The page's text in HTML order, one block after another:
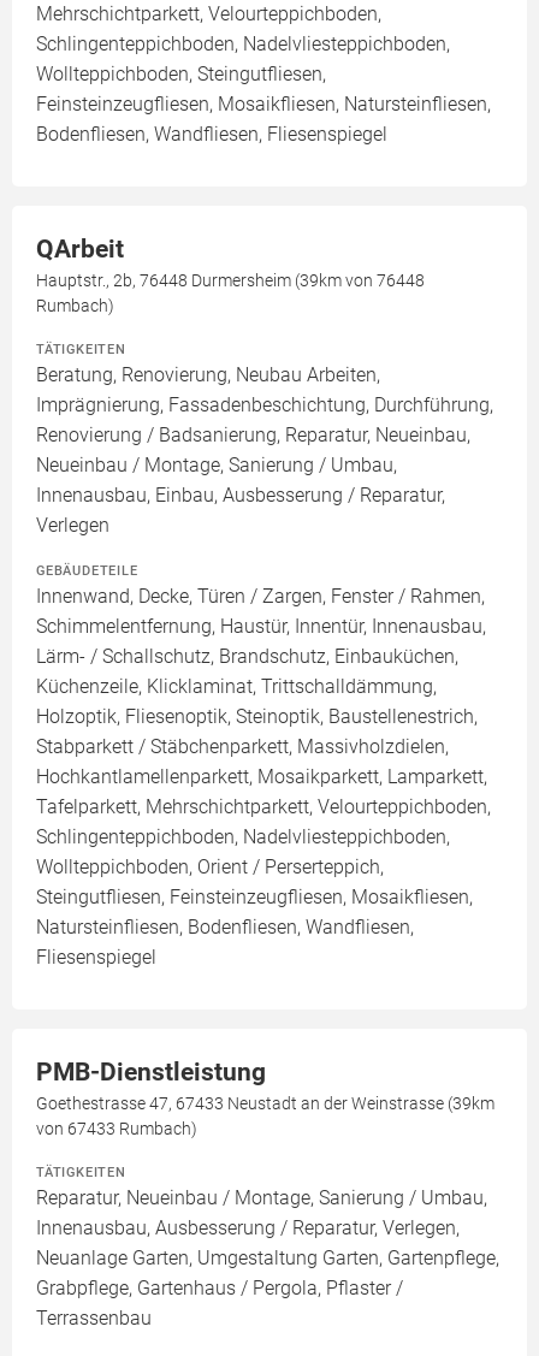
Mehrschichtparkett, Velourteppichboden,
Schlingenteppichboden, Nadelvliesteppichboden,
Wollteppichboden, Steingutfliesen,
Feinsteinzeugfliesen, Mosaikfliesen, Natursteinfliesen,
Bodenfliesen, Wandfliesen, Fliesenspiegel
QArbeit
Hauptstr., 2b, 76448 Durmersheim (39km von 76448
Rumbach)
TÄTIGKEITEN
Beratung, Renovierung, Neubau Arbeiten,
Imprägnierung, Fassadenbeschichtung, Durchführung,
Renovierung / Badsanierung, Reparatur, Neueinbau,
Neueinbau / Montage, Sanierung / Umbau,
Innenausbau, Einbau, Ausbesserung / Reparatur,
Verlegen
GEBÄUDETEILE
Innenwand, Decke, Türen / Zargen, Fenster / Rahmen,
Schimmelentfernung, Haustür, Innentür, Innenausbau,
Lärm- / Schallschutz, Brandschutz, Einbauküchen,
Küchenzeile, Klicklaminat, Trittschalldämmung,
Holzoptik, Fliesenoptik, Steinoptik, Baustellenestrich,
Stabparkett / Stäbchenparkett, Massivholzdielen,
Hochkantlamellenparkett, Mosaikparkett, Lamparkett,
Tafelparkett, Mehrschichtparkett, Velourteppichboden,
Schlingenteppichboden, Nadelvliesteppichboden,
Wollteppichboden, Orient / Perserteppich,
Steingutfliesen, Feinsteinzeugfliesen, Mosaikfliesen,
Natursteinfliesen, Bodenfliesen, Wandfliesen,
Fliesenspiegel
PMB-Dienstleistung
Goethestrasse 47, 67433 Neustadt an der Weinstrasse (39km
von 67433 Rumbach)
TÄTIGKEITEN
Reparatur, Neueinbau / Montage, Sanierung / Umbau,
Innenausbau, Ausbesserung / Reparatur, Verlegen,
Neuanlage Garten, Umgestaltung Garten, Gartenpflege,
Grabpflege, Gartenhaus / Pergola, Pflaster /
Terrassenbau